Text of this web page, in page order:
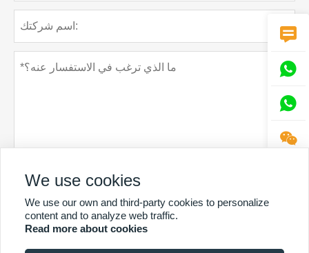
سياسة خاصة




We use cookies
We use our own and third-party cookies to personalize
content and to analyze web traffic.
Read more about cookies